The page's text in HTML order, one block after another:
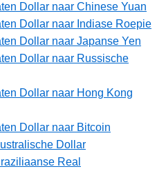
Dollar naar Chinese Yuan
Dollar naar Indiase Roepie
Dollar naar Japanse Yen
Dollar naar Russische
Dollar naar Hong Kong
Dollar naar Bitcoin
Dollar
Real